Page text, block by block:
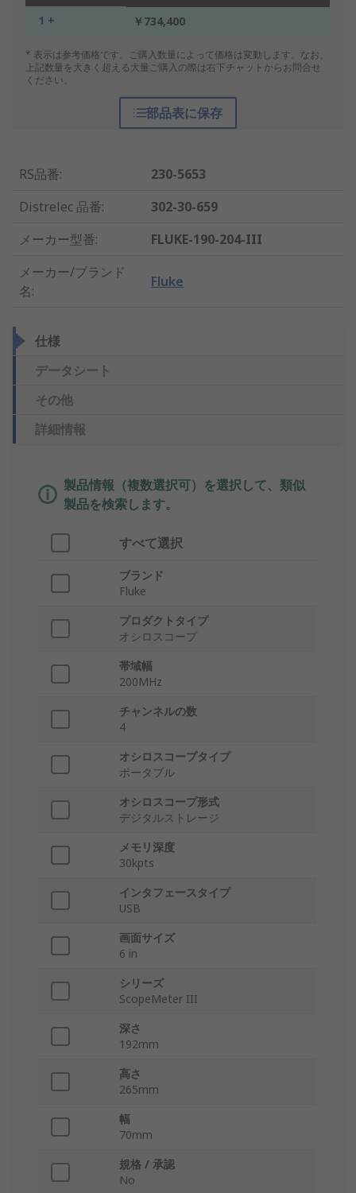
1 + ￥734,400
* 表示は参考価格です。ご購入数量によって価格は変動します。なお、
上記数量を大きく超える大量ご購入の際は右下チャットからお問合せ
ください。
部品表に保存
RS品番:
230-5653
Distrelec 品番:
302-30-659
メーカー型番:
FLUKE-190-204-III
メーカー/ブランド
名:
Fluke
仕様
データシート
その他
詳細情報
製品情報（複数選択可）を選択して、類似
製品を検索します。
すべて選択
ブランド
Fluke
プロダクトタイプ
オシロスコープ
帯域幅
200MHz
チャンネルの数
4
オシロスコープタイプ
ポータブル
オシロスコープ形式
デジタルストレージ
メモリ深度
30kpts
インタフェースタイプ
USB
画面サイズ
6 in
シリーズ
ScopeMeter III
深さ
192mm
高さ
265mm
幅
70mm
規格 / 承認
No